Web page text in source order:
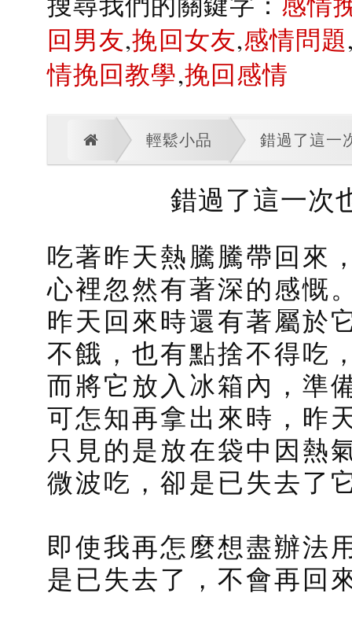
回男友,挽回女友,感情問題
情挽回教學,挽回感情
輕鬆小品 錯過了這一
錯過了這一次
吃著昨天熱騰騰帶回來
心裡忽然有著深的感慨
昨天回來時還有著屬於
不餓，也有點捨不得吃
而將它放入冰箱內，準
可怎知再拿出來時，昨
只見的是放在袋中因熱
微波吃，卻是已失去了
即使我再怎麼想盡辦法
是已失去了，不會再回